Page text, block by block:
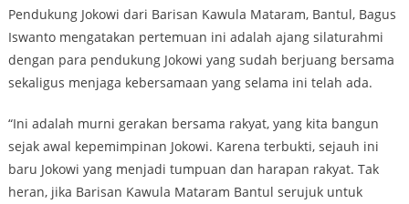
Pendukung Jokowi dari Barisan Kawula Mataram, Bantul, Bagus
Iswanto mengatakan pertemuan ini adalah ajang silaturahmi
dengan para pendukung Jokowi yang sudah berjuang bersama
sekaligus menjaga kebersamaan yang selama ini telah ada.
“Ini adalah murni gerakan bersama rakyat, yang kita bangun
sejak awal kepemimpinan Jokowi. Karena terbukti, sejauh ini
baru Jokowi yang menjadi tumpuan dan harapan rakyat. Tak
heran, jika Barisan Kawula Mataram Bantul serujuk untuk